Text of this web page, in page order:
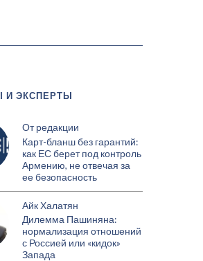
И ЭКСПЕРТЫ
От редакции
Карт-бланш без гарантий:
как ЕС берет под контроль
Армению, не отвечая за
ее безопасность
Айк Халатян
Дилемма Пашиняна:
нормализация отношений
с Россией или «кидок»
Запада